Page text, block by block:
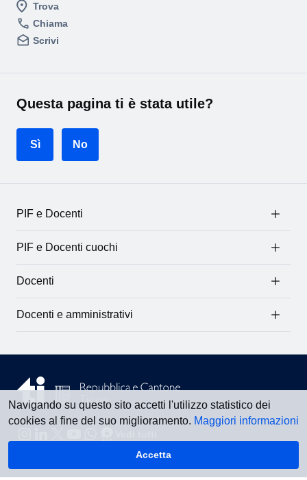
Navigando su questo sito accetti l'utilizzo statistico dei
cookies al fine del suo miglioramento. Maggiori informazioni
Accetta
Trova
Chiama
Scrivi
Questa pagina ti è stata utile?
Sì No
PIF e Docenti
PIF e Docenti cuochi
Docenti
Docenti e amministrativi